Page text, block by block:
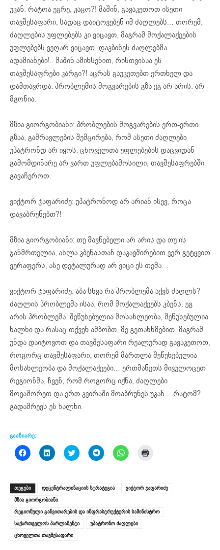
უკან. რატოაეგრე, კაცო?! მაშინ, გავაკეთოთ ისეთი
თავშესაფარი, სადაც დაიტოვებენ იმ ძაღლებს… თორემ,
ძაღლების უფლებებს კი ვიცავთ, მაგრამ მოქალაქეების
უფლებებს ვეღარ ვიცავთ. დაკბინეს ძაღლებმა
ადამიანები!.. მაშინ ამიხსენით, რისთვისაა ეს
თავშესაფრები კარგი?! აცრას გაუკეთებთერთხელ და
დამთავრდა. პრობლემის მოგვარების გზა ეგ არ არის. არ
მგონია.
მზია გიორგობიანი: პრობლების მოგვარების ერთ-ერთი
გზაა, გამრავლების შემცირება, რომ ასეთი ძაღლები
უპატრონდ არ იყოს. ცხოველთა უფლებების დაცვიდან
გამომდინარე არ ვართ უფლებამოსილი, თავშესაფრებში
გავაჩეროთ.
ვიქტორ ჯაფარიძე: უპატრონოდ არ არიან ისევ, როცა
დავაბრუნებთ?!
მზია გიორგობიანი: თუ მავნებელი არ არის და თუ ის
ჯანმრთელია, ახლაკბენასთან დაკავშირებით ვერ გეტყვით
ვერაფერს, ასე დეტალურად არ ვიცი ეს თემა…
ვიქტორ ჯაფარიძე: აბა სხვა რა პრობლემა აქვს ძაღლს?
ძაღლის პრობლემა ისაა, რომ მოქალაქეებს კბენს. ეგ
არის პრობლემა. შეწუხებულია მოსახლეობა, შეწუხებულია
ხალხი და რასაც თქვენ ამბობთ, მე გეთანხმებით, მაგრამ
უნდა დაიტოვოთ და თავშესაფარი რეალურად გავაკეთოთ,
როგორც თავშესაფარი, თორემ მართლა შეწუხებულია
მოსახლეობა და მოქალაქეები… ერთმანეთს მივულოცეთ
რეგიონმა, ჩვენ, რომ როგორც იქნა, ძაღლები
მოვაშორეთ და ერთ კვირაში მოაბრუნეს უკან… რატომ?
გადამრევს ეს ხალხი.
გააზიარე:
Click
to
(Opens
in
new
window)
Click
to
(Opens
in
new
window)
Click
to
(Opens
in
Click
to
in
Click
to
in window)
ᲗᲔᲒᲔᲑᲘ დეცენტრალიზაციის სტრატეგია
ვიქტორ ჯაფარიძე
მზია გიორგობიანი
რეგიონული განვითარების და ინფრასტრუქტურის სამინისტრო
საქართველოს პარლამენტი
უპატრონო ძაღლები
ცხოველთა თავშესაფარი